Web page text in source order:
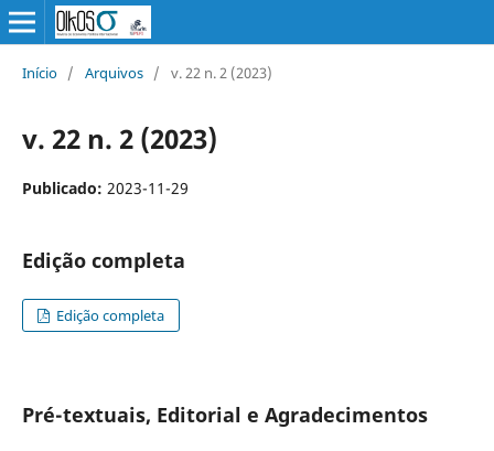
Início / Arquivos / v. 22 n. 2 (2023)
v. 22 n. 2 (2023)
Publicado: 2023-11-29
Edição completa
Edição completa
Pré-textuais, Editorial e Agradecimentos